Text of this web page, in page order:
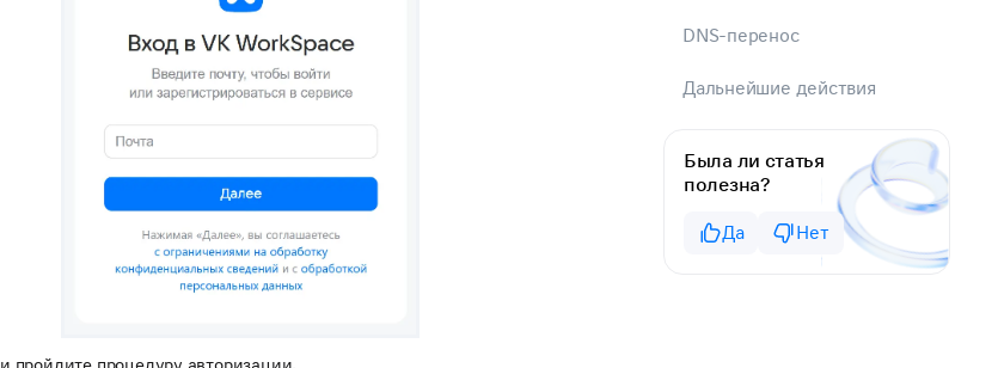
и пройдите процедуру авторизации.
DNS-перенос
Дальнейшие действия
Была ли статья
полезна?
Да Нет